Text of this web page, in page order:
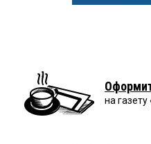
на